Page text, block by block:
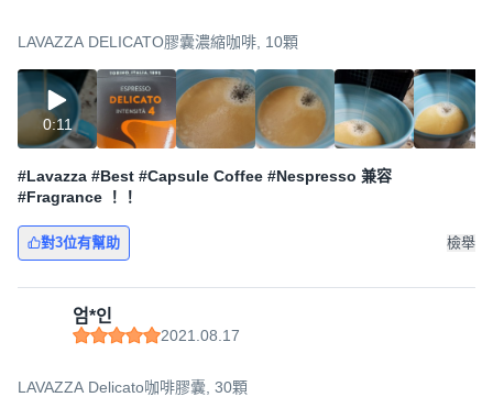
LAVAZZA DELICATO膠囊濃縮咖啡, 10顆
0:11
#Lavazza #Best #Capsule Coffee #Nespresso 兼容
#Fragrance ！！
對3位有幫助 檢舉
엄*인
2021.08.17
LAVAZZA Delicato咖啡膠囊, 30顆